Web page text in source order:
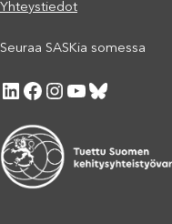
Yhteystiedot
Seuraa SASKia somessa
LinkedIn Facebook Instagram YouTube Bluesky